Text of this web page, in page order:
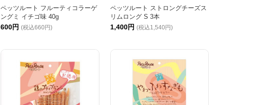
ペッツルート フルーティコラーゲ
ングミ イチゴ味 40g
600円 (税込660円)
ペッツルート ストロングチーズス
リムロング S 3本
1,400円 (税込1,540円)